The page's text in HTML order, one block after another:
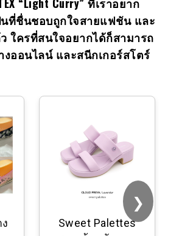
นที่ชื่นชอบถูกใจสายแฟชัน และ
ใครที่สนใจอยากได้ก็สามารถ
ออนไลน์ และสนีกเกอร์สโตร์
Sweet Palettes
❯